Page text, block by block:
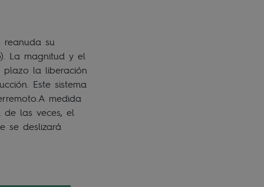
reanuda su
La magnitud y el
plazo la liberación
Este sistema
medida
las veces, el
se deslizará